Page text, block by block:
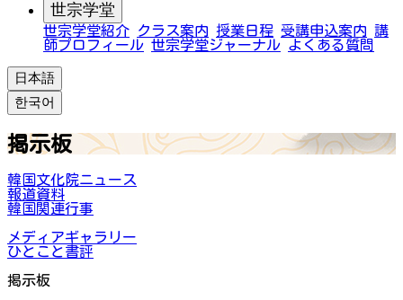
世宗学堂
世宗学堂紹介 クラス案内 授業日程 受講申込案内 講
師プロフィール 世宗学堂ジャーナル よくある質問
日本語
한국어
掲示板
韓国文化院ニュース
報道資料
韓国関連行事
メディアギャラリー
ひとこと書評
掲示板